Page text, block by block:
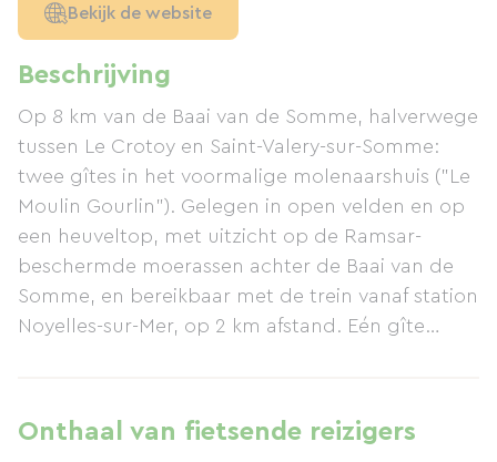
Beschrijving
Op 8 km van de Baai van de Somme, halverwege
tussen Le Crotoy en Saint-Valery-sur-Somme:
twee gîtes in het voormalige molenaarshuis ("Le
Moulin Gourlin"). Gelegen in open velden en op
een heuveltop, met uitzicht op de Ramsar-
beschermde moerassen achter de Baai van de
Somme, en bereikbaar met de trein vanaf station
Noyelles-sur-Mer, op 2 km afstand. Eén gîte
(met een tweepersoons slaapbank en een
eenpersoonsbed), een volledig uitgeruste
Onthaal van fietsende reizigers
Bekijk de website